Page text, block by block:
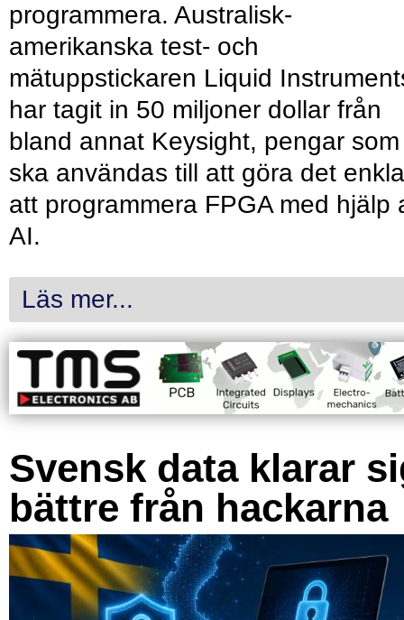
programmera. Australisk-
amerikanska test- och
mätuppstickaren Liquid
har tagit in 50 miljoner dollar från
bland annat Keysight, pengar som
ska användas till att göra det
att programmera FPGA med hjälp
AI.
Läs mer...
Svensk data klarar
bättre från hackarna